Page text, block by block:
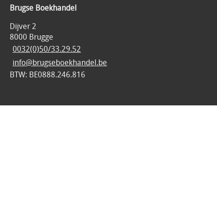
Brugse Boekhandel
Dijver 2
8000 Brugge
0032(0)50/33.29.52
info@brugseboekhandel.be
BTW: BE0888.246.816